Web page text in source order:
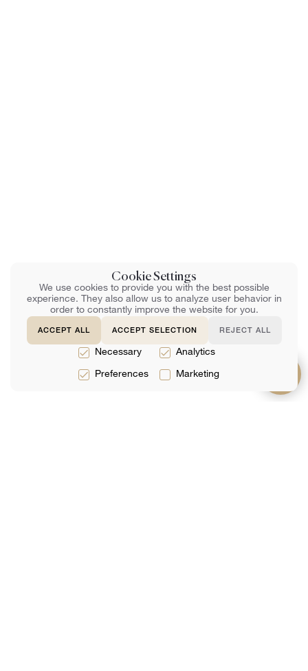
Cookie Settings
We use cookies to provide you with the best possible
experience. They also allow us to analyze user behavior in
order to constantly improve the website for you.
ACCEPT ALL ACCEPT SELECTION REJECT ALL
Necessary Analytics
Preferences Marketing